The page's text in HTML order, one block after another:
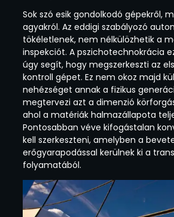
Sok szó esik gondolkodó gépekről,
agyakról. Az eddigi szabályozó
tökéletlenek, nem nélkülözhetik a
inspekciót. A pszichotechnokrácia
úgy segít, hogy megszerkeszti az
kontroll gépet. Ez nem okoz majd
nehézséget annak a fizikus
megtervezi azt a dimenzió
ahol a matériák halmazállapota
Pontosabban véve kifogástalan
kell szerkeszteni, amelyben a
erőgyarapodással kerülnek ki a
folyamatából.